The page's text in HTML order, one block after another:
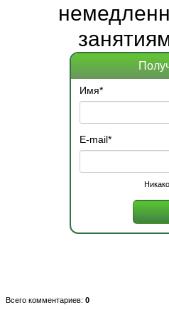
Имя*
E-mail*
Всего комментариев: 0